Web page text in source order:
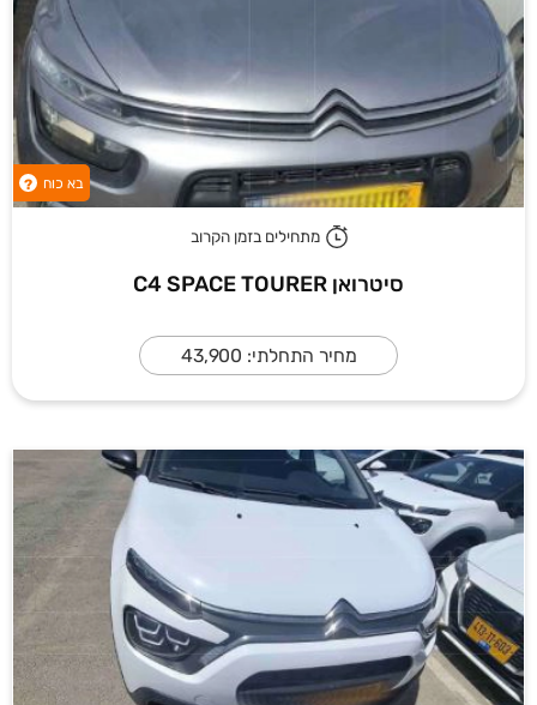
בא כוח ?
מתחילים בזמן הקרוב
סיטרואן C4 SPACE TOURER
מחיר התחלתי: 43,900